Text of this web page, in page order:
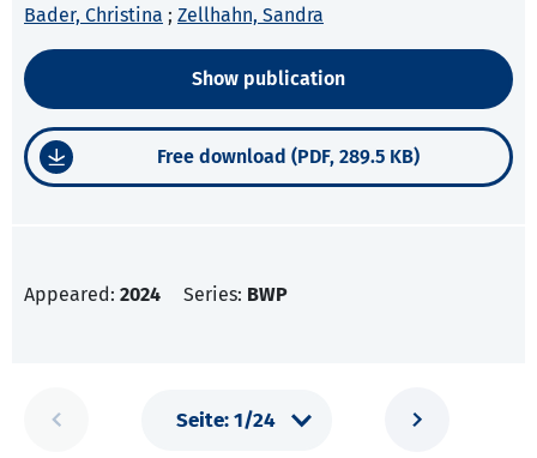
Bader, Christina ; Zellhahn, Sandra
Show publication
Free download (PDF, 289.5 KB)
Appeared: 2024 Series: BWP